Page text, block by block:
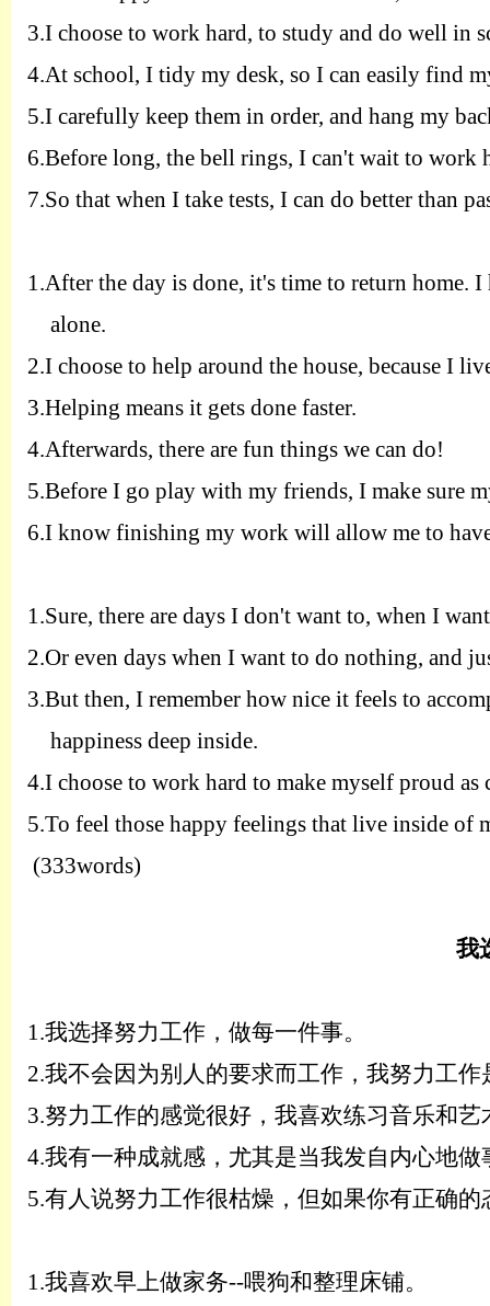
3.I choose to work hard, to study and do well in
4.At school, I tidy my desk, so I can easily find
5.I carefully keep them in order, and hang my
6.Before long, the bell rings, I can't wait to work
7.So that when I take tests, I can do better than
1.After the day is done, it's time to return home.
alone.
2.I choose to help around the house, because I
3.Helping means it gets done faster.
4.Afterwards, there are fun things we can do!
5.Before I go play with my friends, I make sure
6.I know finishing my work will allow me to
1.Sure, there are days I don't want to, when I
2.Or even days when I want to do nothing, and
3.But then, I remember how nice it feels to
happiness deep inside.
4.I choose to work hard to make myself proud as
5.To feel those happy feelings that live inside of
(333words)
我
1.我选择努力工作，做每一件事。
2.我不会因为别人的要求而工作，我努力工
3.努力工作的感觉很好，我喜欢练习音乐和艺
4.我有一种成就感，尤其是当我发自内心地做
5.有人说努力工作很枯燥，但如果你有正确
1.我喜欢早上做家务--喂狗和整理床铺。